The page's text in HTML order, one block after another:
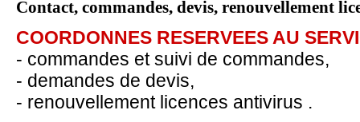
Contact, commandes, devis, renouvellement
COORDONNES RESERVEES AU
- commandes et suivi de commandes,
- demandes de devis,
- renouvellement licences antivirus .